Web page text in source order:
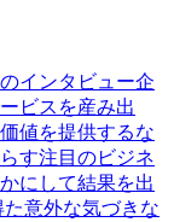
インタビュー企
ビスを産み出
値を提供するな
す注目のビジネ
にして結果を出
意外な気づきな